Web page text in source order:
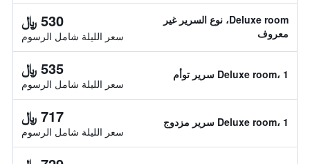
Deluxe room، نوع السرير غير
معروف
530 ﷼
سعر الليلة شامل الرسوم
Deluxe room، 1 سرير توأم 535 ﷼
سعر الليلة شامل الرسوم
Deluxe room، 1 سرير مزدوج 717 ﷼
سعر الليلة شامل الرسوم